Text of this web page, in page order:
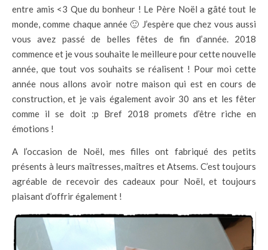
entre amis <3 Que du bonheur ! Le Père Noël a gâté tout le
monde, comme chaque année 🙂 J’espère que chez vous aussi
vous avez passé de belles fêtes de fin d’année. 2018
commence et je vous souhaite le meilleure pour cette nouvelle
année, que tout vos souhaits se réalisent ! Pour moi cette
année nous allons avoir notre maison qui est en cours de
construction, et je vais également avoir 30 ans et les fêter
comme il se doit :p Bref 2018 promets d’être riche en
émotions !
A l’occasion de Noël, mes filles ont fabriqué des petits
présents à leurs maîtresses, maîtres et Atsems. C’est toujours
agréable de recevoir des cadeaux pour Noël, et toujours
plaisant d’offrir également !